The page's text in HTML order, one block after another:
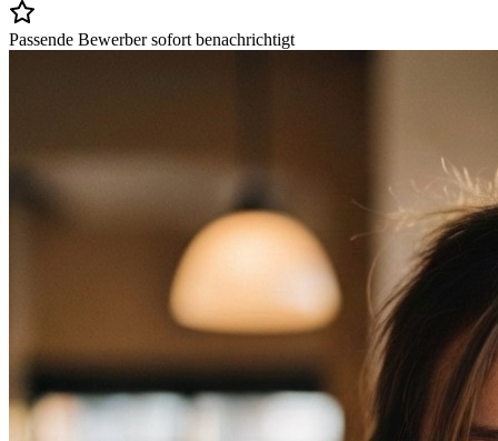
Passende Bewerber sofort benachrichtigt